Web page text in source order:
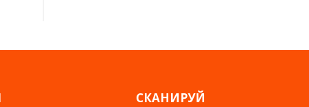
СКАНИРУЙ